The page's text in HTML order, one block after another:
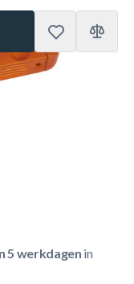
5 werkdagen in